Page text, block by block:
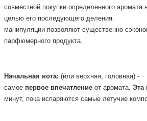
совместной покупки определенного
целью его последующего
манипуляции позволяют существенно
парфюмерного продукта.
Начальная нота: (или верхняя, головная) -
самое первое впечатление от аромата. Эта
минут, пока испаряются самые летучие